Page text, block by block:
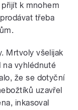
k mnohem
třeba
Mrtvoly všelijak
na vyhlédnuté
že se dotyční
uzavřel
inkasoval